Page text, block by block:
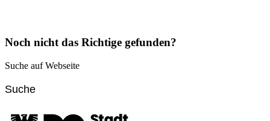
Noch nicht das Richtige gefunden?
Suche auf Webseite